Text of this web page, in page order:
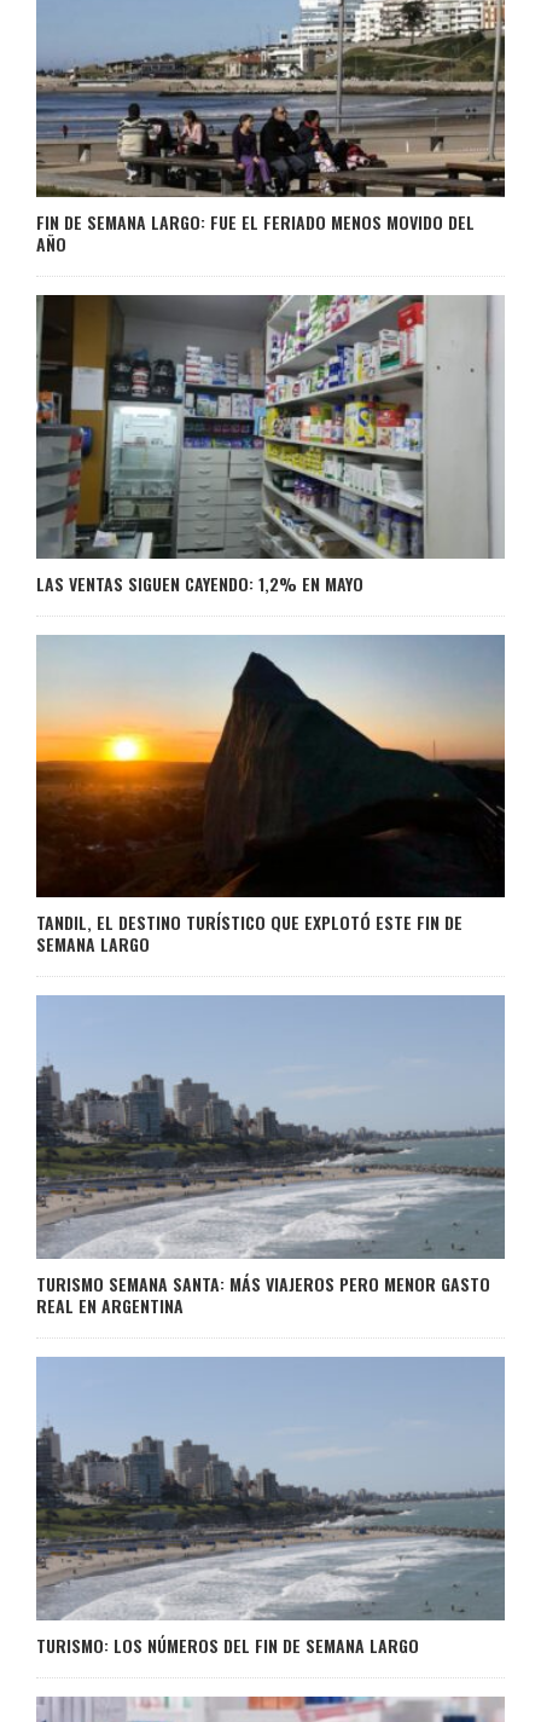
FIN DE SEMANA LARGO: FUE EL FERIADO MENOS MOVIDO DEL
AÑO
LAS VENTAS SIGUEN CAYENDO: 1,2% EN MAYO
TANDIL, EL DESTINO TURÍSTICO QUE EXPLOTÓ ESTE FIN DE
SEMANA LARGO
TURISMO SEMANA SANTA: MÁS VIAJEROS PERO MENOR GASTO
REAL EN ARGENTINA
TURISMO: LOS NÚMEROS DEL FIN DE SEMANA LARGO